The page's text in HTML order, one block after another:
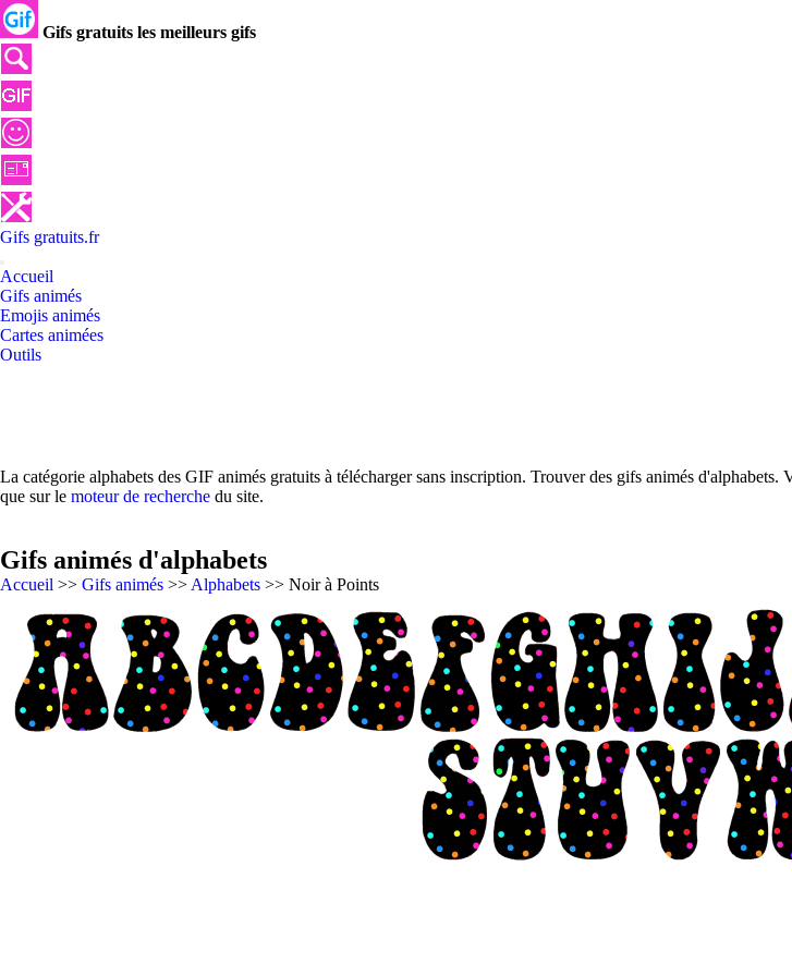
Gifs gratuits les meilleurs gifs
Gifs gratuits.fr
Accueil
Gifs animés
Emojis animés
Cartes animées
Outils
La catégorie alphabets des GIF animés gratuits à télécharger sans inscription. Trouver des gifs animés d'alphabets.
que sur le moteur de recherche du site.
Gifs animés d'alphabets
Accueil >> Gifs animés >> Alphabets >> Noir à Points